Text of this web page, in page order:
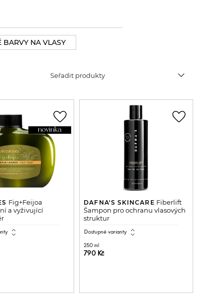
BARVY NA VLASY
Seřadit produkty expand_more
Fig+Feijoa
a vyživující
expand_all
novinka
favorite_border
DAFNA'S SKINCARE Fiberlift
Šampon pro ochranu vlasových
struktur
Dostupné varianty expand_all
250 ml
790 Kč
favorite_border